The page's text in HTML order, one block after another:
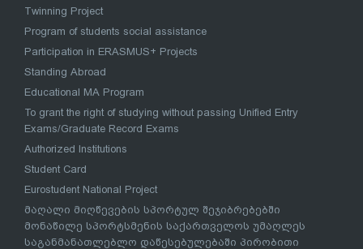
Twinning Project
Program of students social assistance
Participation in ERASMUS+ Projects
Standing Abroad
Educational MA Program
To grant the right of studying without passing Unified Entry
Exams/Graduate Record Exams
Authorized Institutions
Student Card
Eurostudent National Project
მაღალი მიღწევების სპორტულ შეჯიბრებებში
მონაწილე სპორტსმენის საქართველოს უმაღლეს
საგანმანათლებლო დაწესებულებაში პირობითი